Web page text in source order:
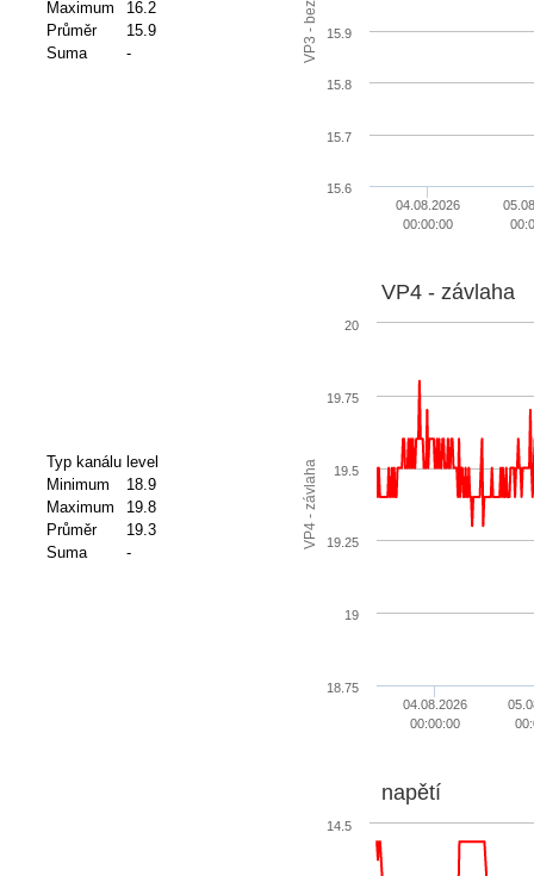
Maximum
16.2
Průměr
15.9
Suma
-
04.08.2026
00:00:00
15.6
15.7
15.8
15.9
Typ kanálu level
Minimum
18.9
Maximum
19.8
Průměr
19.3
Suma
-
VP4 - závlaha
VP4 - závlaha
04.08.2026
00:00:00
19
20
18.75
19.25
19.5
19.75
napětí
14.5